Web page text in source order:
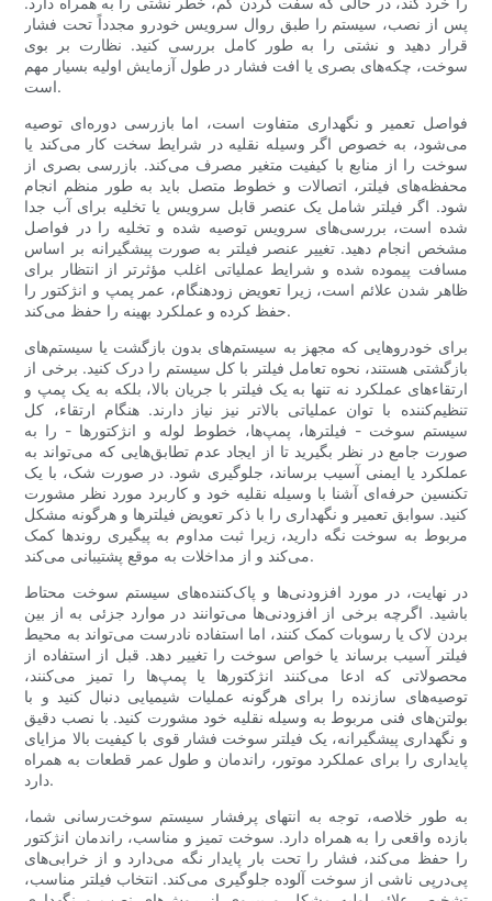
پس از نصب، سیستم را طبق روال سرویس خودرو مجدداً تحت فشار
قرار دهید و نشتی را به طور کامل بررسی کنید. نظارت بر بوی
سوخت، چکه‌های بصری یا افت فشار در طول آزمایش اولیه بسیار مهم
است.
فواصل تعمیر و نگهداری متفاوت است، اما بازرسی دوره‌ای توصیه
می‌شود، به خصوص اگر وسیله نقلیه در شرایط سخت کار می‌کند یا
سوخت را از منابع با کیفیت متغیر مصرف می‌کند. بازرسی بصری از
محفظه‌های فیلتر، اتصالات و خطوط متصل باید به طور منظم انجام
شود. اگر فیلتر شامل یک عنصر قابل سرویس یا تخلیه برای آب جدا
شده است، بررسی‌های سرویس توصیه شده و تخلیه را در فواصل
مشخص انجام دهید. تغییر عنصر فیلتر به صورت پیشگیرانه بر اساس
مسافت پیموده شده و شرایط عملیاتی اغلب مؤثرتر از انتظار برای
ظاهر شدن علائم است، زیرا تعویض زودهنگام، عمر پمپ و انژکتور را
حفظ کرده و عملکرد بهینه را حفظ می‌کند.
برای خودروهایی که مجهز به سیستم‌های بدون بازگشت یا سیستم‌های
بازگشتی هستند، نحوه تعامل فیلتر با کل سیستم را درک کنید. برخی از
ارتقاءهای عملکرد نه تنها به یک فیلتر با جریان بالا، بلکه به یک پمپ و
تنظیم‌کننده با توان عملیاتی بالاتر نیز نیاز دارند. هنگام ارتقاء، کل
سیستم سوخت - فیلترها، پمپ‌ها، خطوط لوله و انژکتورها - را به
صورت جامع در نظر بگیرید تا از ایجاد عدم تطابق‌هایی که می‌تواند به
عملکرد یا ایمنی آسیب برساند، جلوگیری شود. در صورت شک، با یک
تکنسین حرفه‌ای آشنا با وسیله نقلیه خود و کاربرد مورد نظر مشورت
کنید. سوابق تعمیر و نگهداری را با ذکر تعویض فیلترها و هرگونه مشکل
مربوط به سوخت نگه دارید، زیرا ثبت مداوم به پیگیری روندها کمک
می‌کند و از مداخلات به موقع پشتیبانی می‌کند.
در نهایت، در مورد افزودنی‌ها و پاک‌کننده‌های سیستم سوخت محتاط
باشید. اگرچه برخی از افزودنی‌ها می‌توانند در موارد جزئی به از بین
بردن لاک یا رسوبات کمک کنند، اما استفاده نادرست می‌تواند به محیط
فیلتر آسیب برساند یا خواص سوخت را تغییر دهد. قبل از استفاده از
محصولاتی که ادعا می‌کنند انژکتورها یا پمپ‌ها را تمیز می‌کنند،
توصیه‌های سازنده را برای هرگونه عملیات شیمیایی دنبال کنید و با
بولتن‌های فنی مربوط به وسیله نقلیه خود مشورت کنید. با نصب دقیق
و نگهداری پیشگیرانه، یک فیلتر سوخت فشار قوی با کیفیت بالا مزایای
پایداری را برای عملکرد موتور، راندمان و طول عمر قطعات به همراه
دارد.
به طور خلاصه، توجه به انتهای پرفشار سیستم سوخت‌رسانی شما،
بازده واقعی را به همراه دارد. سوخت تمیز و مناسب، راندمان انژکتور
را حفظ می‌کند، فشار را تحت بار پایدار نگه می‌دارد و از خرابی‌های
پی‌درپی ناشی از سوخت آلوده جلوگیری می‌کند. انتخاب فیلتر مناسب،